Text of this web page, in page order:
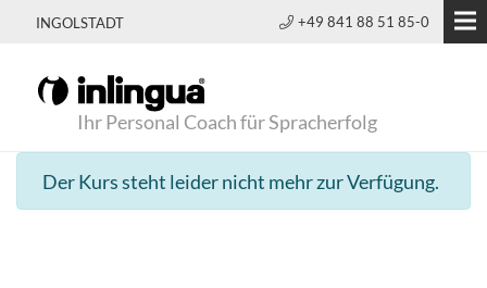
INGOLSTADT +49 841 88 51 85-0
Ihr Personal Coach für Spracherfolg
Der Kurs steht leider nicht mehr zur Verfügung.